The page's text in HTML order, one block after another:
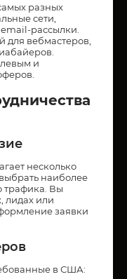
разных
сети,
рассылки.
для вебмастеров,
и
несколько
наиболее
трафика. Вы
лидах или
заявки
в США: